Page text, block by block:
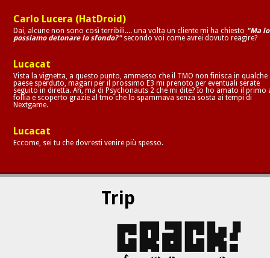
Carlo Lucera (HatDroid)
Dai, alcune non sono così terribili.... una volta un cliente mi ha chiesto "Ma lo
possiamo detonare lo sfondo?"secondo voi come avrei dovuto reagire?
Lucacat
Vista la vignetta, a questo punto, ammesso che il TMO non finisca in qualche
paese sperduto, magari per il prossimo E3 mi prenoto per eventuali serate
seguito in diretta. Ah, ma di Psychonauts 2 che mi dite? Io ho amato il primo
follia e scoperto grazie al tmo che lo spammava senza sosta ai tempi di
Nextgame.
Lucacat
Eccome, sei tu che dovresti venire più spesso.
Trip